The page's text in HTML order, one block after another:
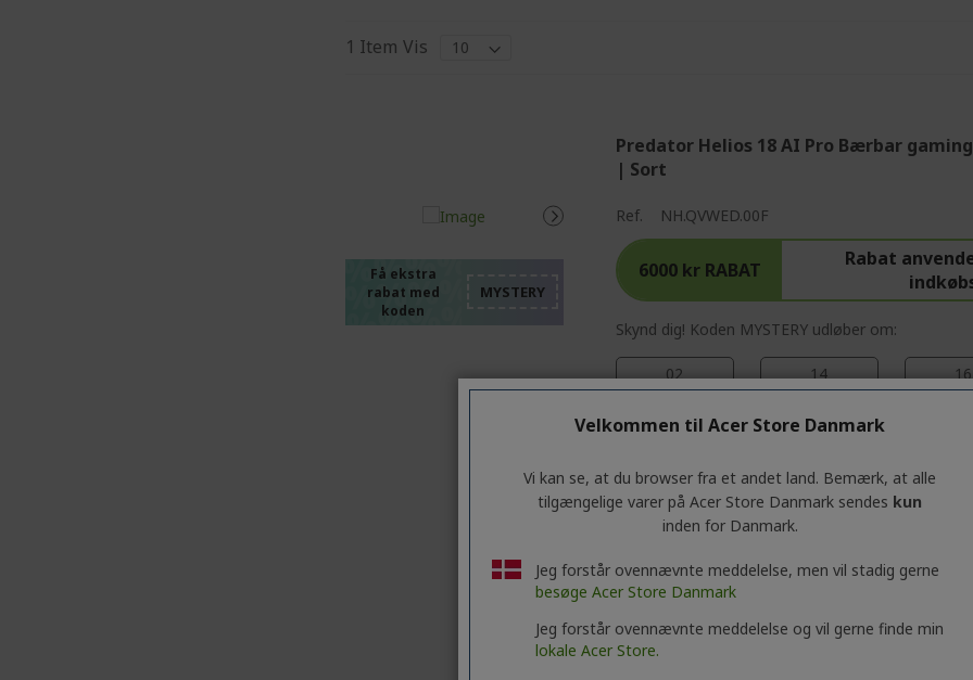
1 Item Vis
Få ekstra
rabat med
koden
Predator Helios 18 AI Pro Bærbar
| Sort
Ref. NH.QVWED.00F
6000 kr RABAT
Rabat
Skynd dig! Koden MYSTERY udløber om:
02 14 16
Windows 11 Pro
Intel® Core™ Ultra 9 275HX processor
45,7 cm (18") WQUXGA MINI-LED (3840
128 GB, DDR% SDRAM
3 TB SSD
NVIDIA® GeForce RTX™ 5090 med 24
Velkommen til Acer Store Danmark
Vi kan se, at du browser fra et andet land. Bemærk, at alle
tilgængelige varer på Acer Store Danmark sendes kun
inden for Danmark.
Jeg forstår ovennævnte meddelelse, men vil stadig gerne
besøge Acer Store Danmark
Jeg forstår ovennævnte meddelelse og vil gerne finde min
lokale Acer Store.